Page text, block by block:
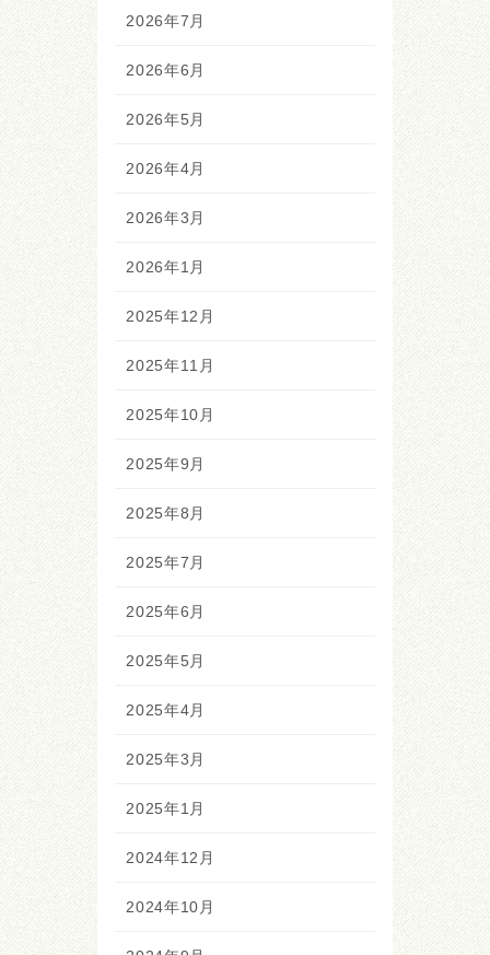
2026年7月
2026年6月
2026年5月
2026年4月
2026年3月
2026年1月
2025年12月
2025年11月
2025年10月
2025年9月
2025年8月
2025年7月
2025年6月
2025年5月
2025年4月
2025年3月
2025年1月
2024年12月
2024年10月